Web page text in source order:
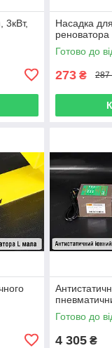
3кВт,
Насадка
Готово до
273 ₴ 287
Готово до
4 305 ₴